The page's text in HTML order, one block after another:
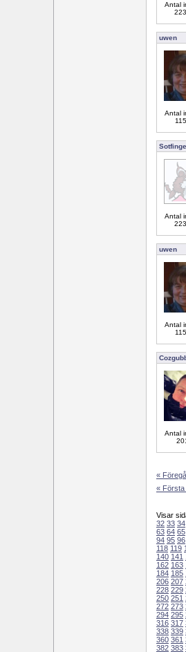
Antal
uwen
Antal
Antal
uwen
Antal
Antal
«
« Första
Visar
32 33 34
63 64 65
94 95 96
118 119
140 141
162 163
184 185
206 207
228 229
250 251
272 273
294 295
316 317
338 339
360 361
382 383